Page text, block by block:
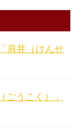
肩井（けんせ
うこく）」